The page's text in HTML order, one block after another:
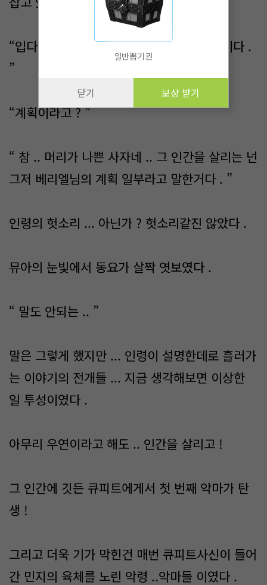
“입다물고 들어 ! 그건 다 베리엘님의 계획이다 .
”
“계획이라고 ? ”
“ 참 .. 머리가 나쁜 사자네 .. 그 인간을 살리는 넌
그저 베리엘님의 계획 일부라고 말한거다 . ”
인령의 헛소리 ... 아닌가 ? 헛소리같진 않았다 .
뮤아의 눈빛에서 동요가 살짝 엿보였다 .
“ 말도 안되는 .. ”
말은 그렇게 했지만 ... 인령이 설명한데로 흘러가
는 이야기의 전개들 ... 지금 생각해보면 이상한
일 투성이였다 .
아무리 우연이라고 해도 .. 인간을 살리고 !
그 인간에 깃든 큐피트에게서 첫 번째 악마가 탄
생 !
그리고 더욱 기가 막힌건 매번 큐피트사신이 들어
간 민지의 육체를 노린 악령 ..악마들 이였다 .
일반뽑기권
닫기 보상 받기